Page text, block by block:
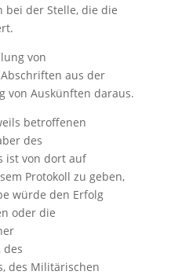
bei der Stelle, die die
von
aus der
von Auskünften daraus.
betroffenen
des
ist von dort auf
Protokoll zu geben,
würde den Erfolg
oder die
des
des Militärischen